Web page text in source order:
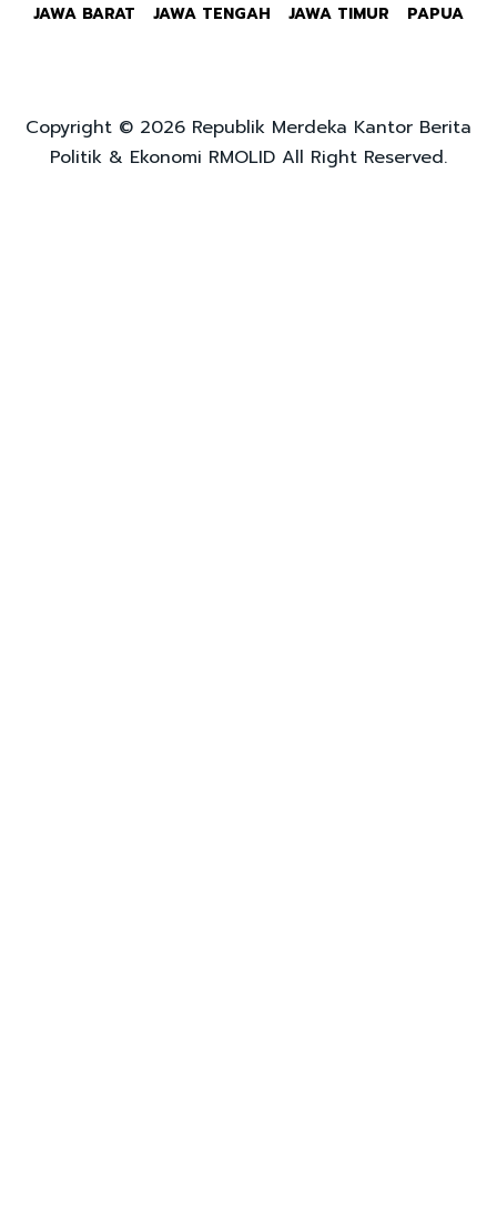
JAWA BARAT
JAWA TENGAH JAWA TIMUR PAPUA
Copyright © 2026 Republik Merdeka Kantor Berita
Politik & Ekonomi RMOLID All Right Reserved.